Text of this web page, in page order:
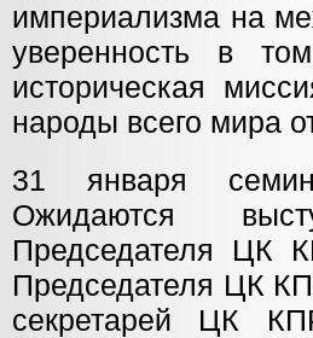
империализма на
уверенность в
историческая
народы всего мира
31 января
Ожидаются
Председателя ЦК
Председателя ЦК
секретарей ЦК